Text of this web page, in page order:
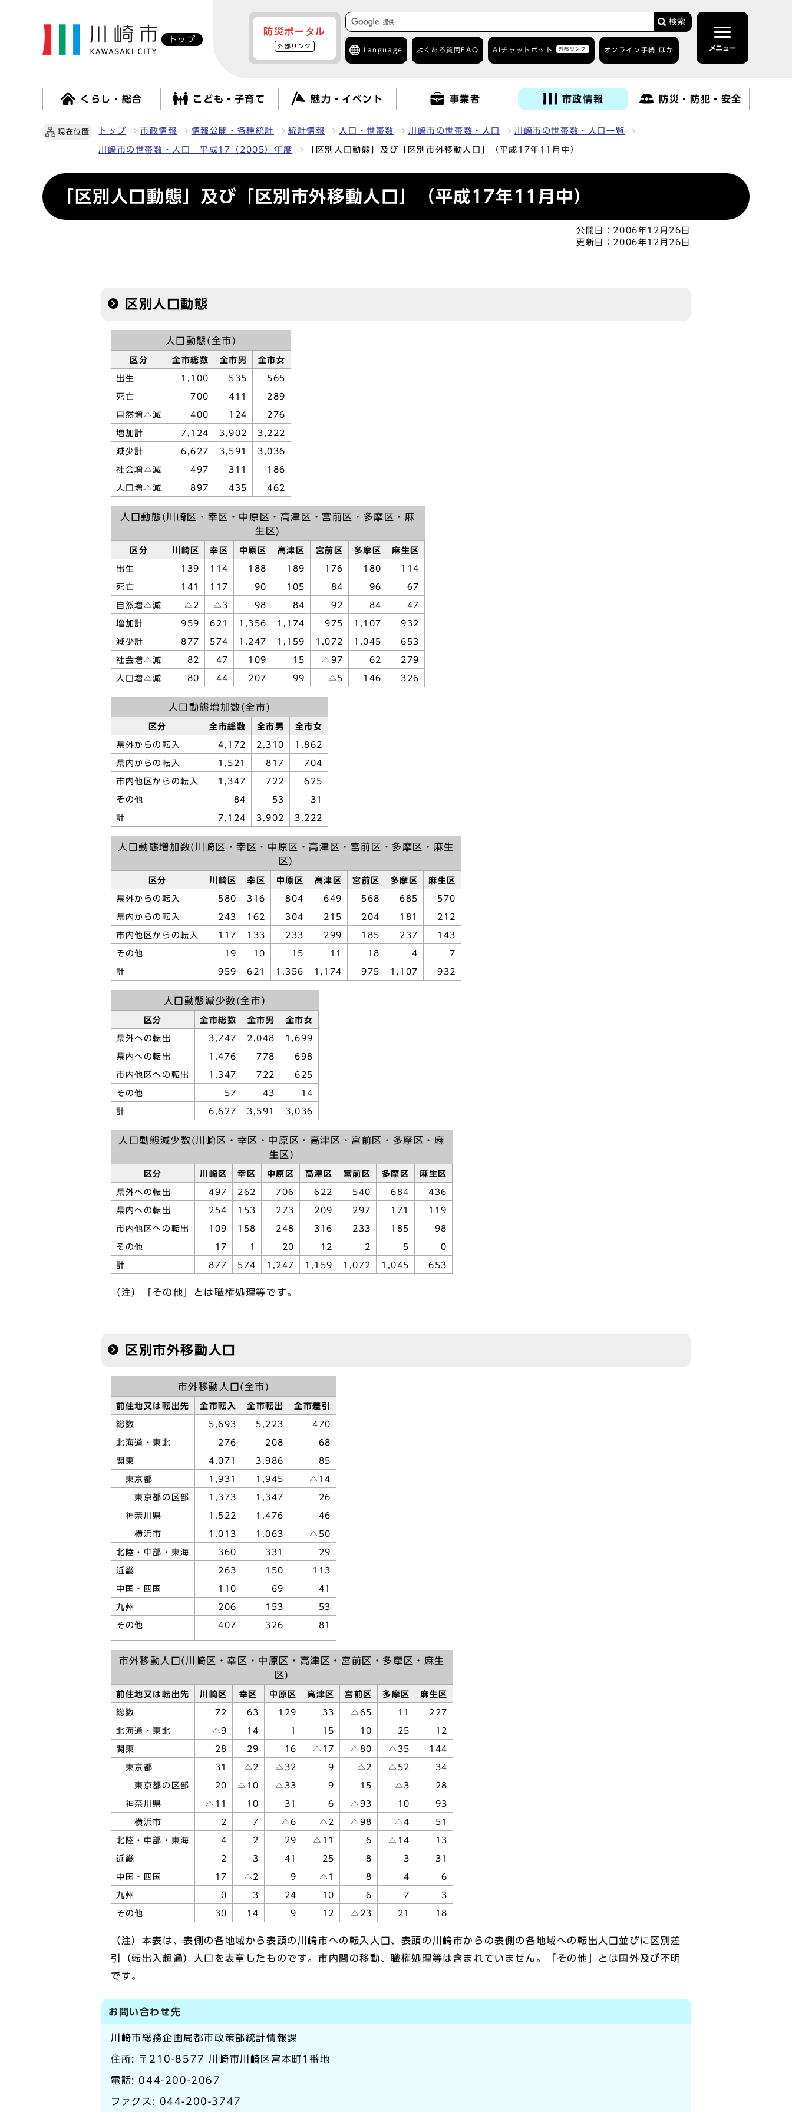
トップ
防災ポータル
外部リンク
検索
Language よくある質問 FAQ AIチャットボット 外部リンク オンライン手続 ほか メニュー
くらし・総合 こども・子育て 魅力・イベント 事業者 市政情報 防災・防犯・安全
現在位置 トップ 市政情報 情報公開・各種統計 統計情報 人口・世帯数 川崎市の世帯数・人口 川崎市の世帯数・人口一覧
川崎市の世帯数・人口 平成17（2005）年度 「区別人口動態」及び「区別市外移動人口」（平成17年11月中）
「区別人口動態」及び「区別市外移動人口」（平成17年11月中）
公開日： 2006年12月26日
更新日： 2006年12月26日
区別人口動態
人口動態(全市)
区分 全市総数 全市男 全市女
出生 1,100 535 565
死亡 700 411 289
自然増△減 400 124 276
増加計 7,124 3,902 3,222
減少計 6,627 3,591 3,036
社会増△減 497 311 186
人口増△減 897 435 462
人口動態(川崎区・幸区・中原区・高津区・宮前区・多摩区・麻
生区)
区分 川崎区 幸区 中原区 高津区 宮前区 多摩区 麻生区
出生 139 114 188 189 176 180 114
死亡 141 117 90 105 84 96 67
自然増△減 △2 △3 98 84 92 84 47
増加計 959 621 1,356 1,174 975 1,107 932
減少計 877 574 1,247 1,159 1,072 1,045 653
社会増△減 82 47 109 15 △97 62 279
人口増△減 80 44 207 99 △5 146 326
人口動態増加数(全市)
区分 全市総数 全市男 全市女
県外からの転入 4,172 2,310 1,862
県内からの転入 1,521 817 704
市内他区からの転入 1,347 722 625
その他 84 53 31
計 7,124 3,902 3,222
人口動態増加数(川崎区・幸区・中原区・高津区・宮前区・多摩区・麻生
区)
区分 川崎区 幸区 中原区 高津区 宮前区 多摩区 麻生区
県外からの転入 580 316 804 649 568 685 570
県内からの転入 243 162 304 215 204 181 212
市内他区からの転入 117 133 233 299 185 237 143
その他 19 10 15 11 18 4 7
計 959 621 1,356 1,174 975 1,107 932
人口動態減少数(全市)
区分 全市総数 全市男 全市女
県外への転出 3,747 2,048 1,699
県内への転出 1,476 778 698
市内他区への転出 1,347 722 625
その他 57 43 14
計 6,627 3,591 3,036
人口動態減少数(川崎区・幸区・中原区・高津区・宮前区・多摩区・麻
生区)
区分 川崎区 幸区 中原区 高津区 宮前区 多摩区 麻生区
県外への転出 497 262 706 622 540 684 436
県内への転出 254 153 273 209 297 171 119
市内他区への転出 109 158 248 316 233 185 98
その他 17 1 20 12 2 5 0
計 877 574 1,247 1,159 1,072 1,045 653
（注）「その他」とは職権処理等です。
区別市外移動人口
市外移動人口(全市)
前住地又は転出先 全市転入 全市転出 全市差引
総数 5,693 5,223 470
北海道・東北 276 208 68
関東 4,071 3,986 85
東京都 1,931 1,945 △14
東京都の区部 1,373 1,347 26
神奈川県 1,522 1,476 46
横浜市 1,013 1,063 △50
北陸・中部・東海 360 331 29
近畿 263 150 113
中国・四国 110 69 41
九州 206 153 53
その他 407 326 81
市外移動人口(川崎区・幸区・中原区・高津区・宮前区・多摩区・麻生
区)
前住地又は転出先 川崎区 幸区 中原区 高津区 宮前区 多摩区 麻生区
総数 72 63 129 33 △65 11 227
北海道・東北 △9 14 1 15 10 25 12
関東 28 29 16 △17 △80 △35 144
東京都 31 △2 △32 9 △2 △52 34
東京都の区部 20 △10 △33 9 15 △3 28
神奈川県 △11 10 31 6 △93 10 93
横浜市 2 7 △6 △2 △98 △4 51
北陸・中部・東海 4 2 29 △11 6 △14 13
近畿 2 3 41 25 8 3 31
中国・四国 17 △2 9 △1 8 4 6
九州 0 3 24 10 6 7 3
その他 30 14 9 12 △23 21 18
（注）本表は、表側の各地域から表頭の川崎市への転入人口、表頭の川崎市からの表側の各地域への転出人口並びに区別差
引（転出入超過）人口を表章したものです。市内間の移動、職権処理等は含まれていません。「その他」とは国外及び不明
です。
お問い合わせ先
川崎市総務企画局都市政策部統計情報課
住所: 〒210-8577 川崎市川崎区宮本町1番地
電話: 044-200-2067
ファクス: 044-200-3747